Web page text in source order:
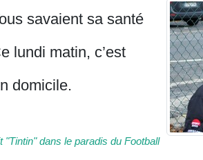
savaient sa santé
lundi matin, c’est
domicile.
dans le paradis du Football